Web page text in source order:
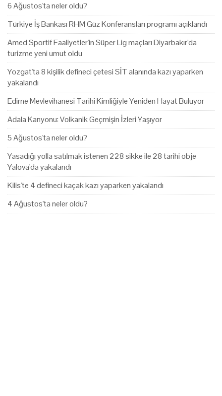
6 Ağustos'ta neler oldu?
Türkiye İş Bankası RHM Güz Konferansları programı açıklandı
Amed Sportif Faaliyetler'in Süper Lig maçları Diyarbakır'da
turizme yeni umut oldu
Yozgat'ta 8 kişilik defineci çetesi SİT alanında kazı yaparken
yakalandı
Edirne Mevlevihanesi Tarihi Kimliğiyle Yeniden Hayat Buluyor
Adala Kanyonu: Volkanik Geçmişin İzleri Yaşıyor
5 Ağustos'ta neler oldu?
Yasadığı yolla satılmak istenen 228 sikke ile 28 tarihi obje
Yalova'da yakalandı
Kilis'te 4 defineci kaçak kazı yaparken yakalandı
4 Ağustos'ta neler oldu?